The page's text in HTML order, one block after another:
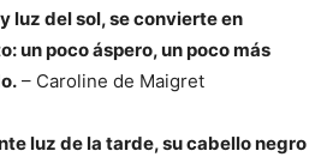
luz del sol, se convierte en
un poco áspero, un poco más
– Caroline de Maigret
luz de la tarde, su cabello negro